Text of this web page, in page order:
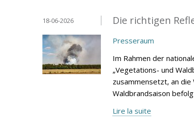
Die richtigen
18-06-2026
Presseraum
Im Rahmen der
„Vegetations- und
zusammensetzt, an
Waldbrandsaison
Lire la suite